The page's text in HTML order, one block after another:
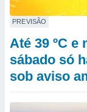
PREVISÃO
Até 39 ºC
sábado só
sob aviso